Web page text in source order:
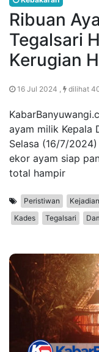
Ribuan
Tegalsari
Kerugian
16 Jul 2024 , dilihat
ayam milik Kepala
Selasa (16/7/
ekor ayam siap
total hampir
Peristiwan Kejadian
Kades
Tegalsari